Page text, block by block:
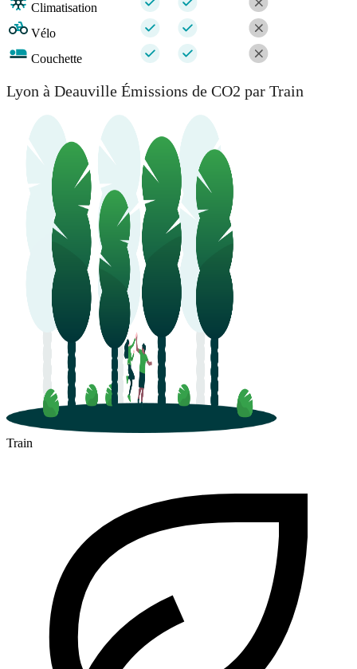
Climatisation
Vélo
Couchette
Lyon à Deauville Émissions de CO2 par Train
Train